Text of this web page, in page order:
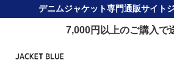
デニムジャケット専門通販サイト
7,000円以上のご購入で